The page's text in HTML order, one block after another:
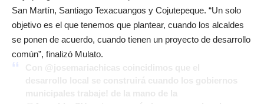
San Martín, Santiago Texacuangos y Cojutepeque. “Un solo
objetivo es el que tenemos que plantear, cuando los alcaldes
se ponen de acuerdo, cuando tienen un proyecto de desarrollo
común”, finalizó Mulato.